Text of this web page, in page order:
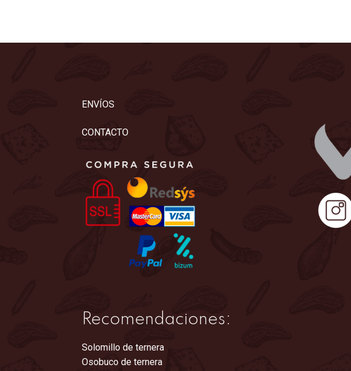
ENVÍOS
CONTACTO
Recomendaciones:
Solomillo de ternera
Osobuco de ternera